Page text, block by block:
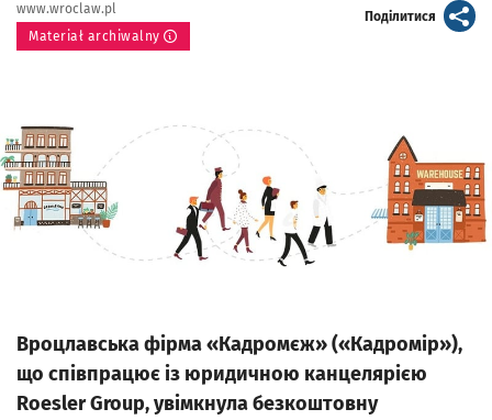
www.wroclaw.pl
Materiał archiwalny
Поділитися artykuł
Вроцлавська фірма «Кадромєж» («Кадромір»),
що співпрацює із юридичною канцелярією
Roesler Group, увімкнула безкоштовну